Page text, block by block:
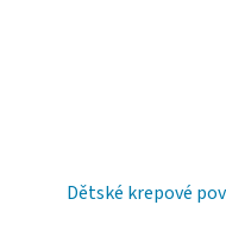
Dětské krepové